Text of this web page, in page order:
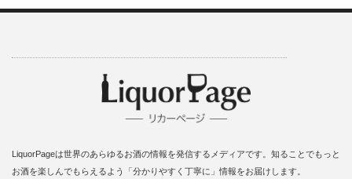
LiquorPageは世界のあらゆるお酒の情報を発信するメディアです。知ることでもっと
お酒を楽しんでもらえるよう「分かりやすく丁寧に」情報をお届けします。